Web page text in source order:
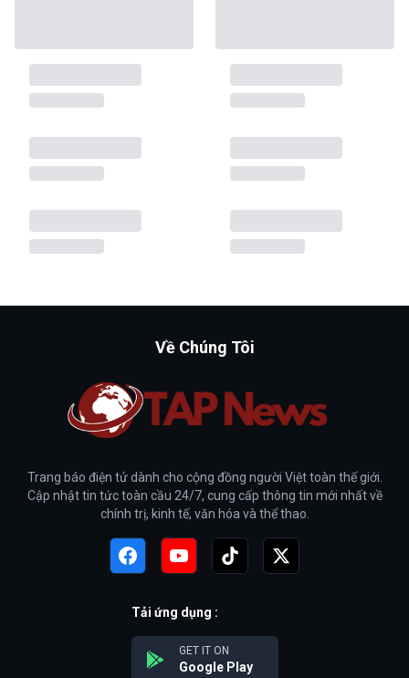
Về Chúng Tôi
Trang báo điện tử dành cho cộng đồng người Việt toàn thế giới.
Cập nhật tin tức toàn cầu 24/7, cung cấp thông tin mới nhất về
chính trị, kinh tế, văn hóa và thể thao.
Tải ứng dụng :
GET IT ON
Google Play